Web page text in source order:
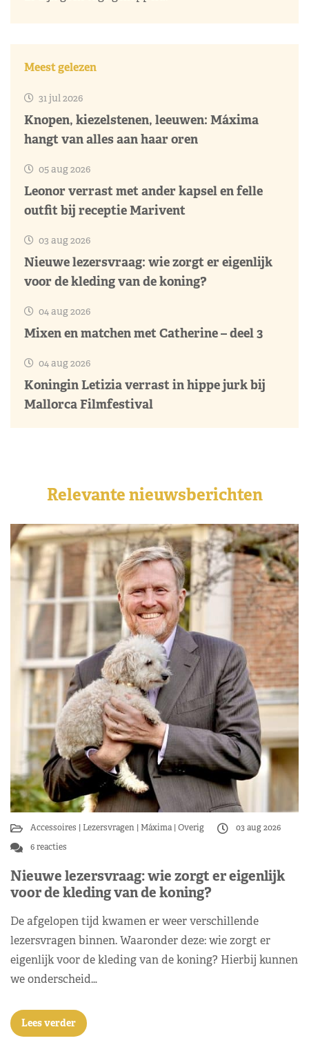
Meest gelezen
31 jul 2026
Knopen, kiezelstenen, leeuwen: Máxima
hangt van alles aan haar oren
05 aug 2026
Leonor verrast met ander kapsel en felle
outfit bij receptie Marivent
03 aug 2026
Nieuwe lezersvraag: wie zorgt er eigenlijk
voor de kleding van de koning?
04 aug 2026
Mixen en matchen met Catherine – deel 3
04 aug 2026
Koningin Letizia verrast in hippe jurk bij
Mallorca Filmfestival
Relevante nieuwsberichten
Accessoires Lezersvragen Máxima Overig
03 aug 2026
6 reacties
Nieuwe lezersvraag: wie zorgt er eigenlijk
voor de kleding van de koning?
De afgelopen tijd kwamen er weer verschillende
lezersvragen binnen. Waaronder deze: wie zorgt er
eigenlijk voor de kleding van de koning? Hierbij kunnen
we onderscheid…
Lees verder